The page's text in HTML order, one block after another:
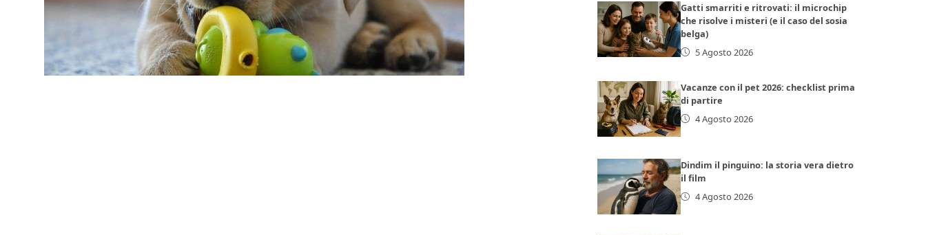
Gatti smarriti e ritrovati: il microchip
che risolve i misteri (e il caso del sosia
belga)
5 Agosto 2026
Vacanze con il pet 2026: checklist prima
di partire
4 Agosto 2026
Dindim il pinguino: la storia vera dietro
il film
4 Agosto 2026